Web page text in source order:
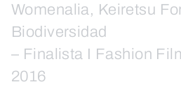
Womenalia, Keiretsu
Biodiversidad
– Finalista I Fashion
2016